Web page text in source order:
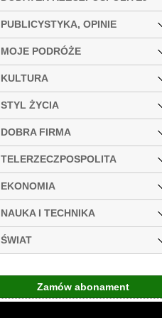
PUBLICYSTYKA, OPINIE
MOJE PODRÓŻE
KULTURA
STYL ŻYCIA
DOBRA FIRMA
TELERZECZPOSPOLITA
EKONOMIA
NAUKA I TECHNIKA
ŚWIAT
Zamów abonament